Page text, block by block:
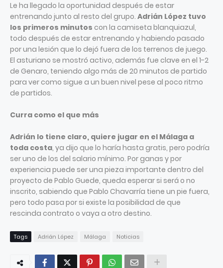
Le ha llegado la oportunidad después de estar
entrenando junto al resto del grupo. Adrián López tuvo
los primeros minutos con la camiseta blanquiazul,
todo después de estar entrenando y habiendo pasado
por una lesión que lo dejó fuera de los terrenos de juego.
El asturiano se mostró activo, además fue clave en el 1-2
de Genaro, teniendo algo más de 20 minutos de partido
para ver como sigue a un buen nivel pese al poco ritmo
de partidos.
Curra como el que más
Adrián lo tiene claro, quiere jugar en el Málaga a
toda costa, ya dijo que lo haría hasta gratis, pero podría
ser uno de los del salario mínimo. Por ganas y por
experiencia puede ser una pieza importante dentro del
proyecto de Pablo Guede, queda esperar si será o no
inscrito, sabiendo que Pablo Chavarría tiene un pie fuera,
pero todo pasa por si existe la posibilidad de que
rescinda contrato o vaya a otro destino.
Tags Adrián López Málaga Noticias